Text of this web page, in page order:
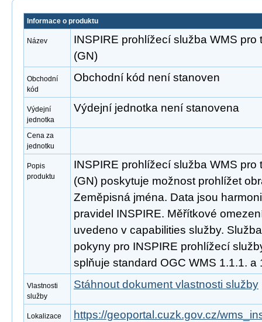
Informace o produktu
Název
INSPIRE prohlížecí služba WMS pro
(GN)
Obchodní
kód
Obchodní kód není stanoven
Výdejní
jednotka
Výdejní jednotka není stanovena
Cena za
jednotku
Popis
produktu
INSPIRE prohlížecí služba WMS pro
(GN) poskytuje možnost prohlížet
Zeměpisná jména. Data jsou
pravidel INSPIRE. Měřítkové
uvedeno v capabilities služby.
pokyny pro INSPIRE prohlížecí
splňuje standard OGC WMS 1.1.1. a
Vlastnosti
služby
Stáhnout dokument vlastnosti služby
Lokalizace
https://geoportal.cuzk.gov.cz/